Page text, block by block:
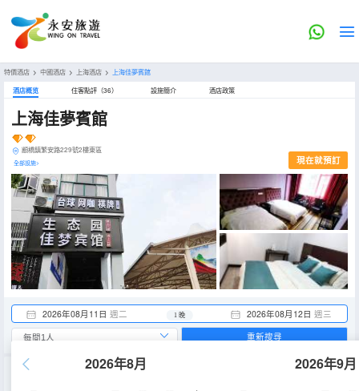
特價酒店 > 中國酒店 > 上海酒店 > 上海佳夢賓館
酒店概览 住客點評（36） 設施簡介 酒店政策
上海佳夢賓館
顓橋鎮繁安路229號2樓東區
全部設施> 現在就預訂
2026年08月11日 週二 2026年08月12日 週三
1 晚
2026年8月 2026年9月
重新搜尋